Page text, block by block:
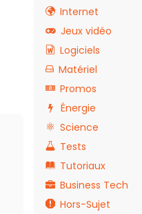
Internet
Jeux vidéo
Logiciels
Matériel
Promos
Énergie
Science
Tests
Tutoriaux
Business Tech
Hors-Sujet